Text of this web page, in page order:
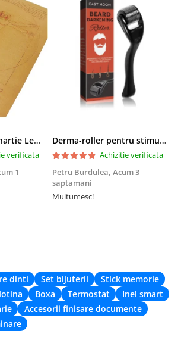
Poster roluit din hartie Leonardo Da Vinci, Vitruvian Man, vintage, 51x35 cm
verificata
1
Derma-roller pentru stimularea cresterii parului, scalp si barba, Beard Roller
Achizitie verificata
Petru Burdulea, Acum 3
saptamani
Multumesc!
dinti Set bijuterii
Stick memorie
Boxa Termostat
Inel smart
Accesorii finisare documente